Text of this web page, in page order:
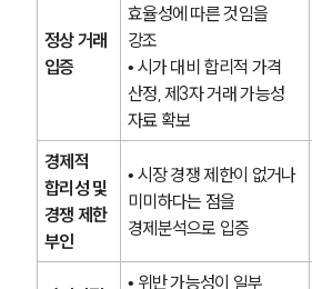
정상 거래
입증
효율성에 따른 것임을
강조
• 시가 대비 합리적 가격
산정, 제3자 거래 가능성
자료 확보
경제적
합리성 및
경쟁 제한
부인
• 시장 경쟁 제한이 없거나
미미하다는 점을
경제분석으로 입증
• 위반 가능성이 일부